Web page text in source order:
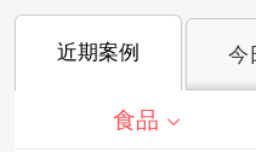
近期案例 今
食品